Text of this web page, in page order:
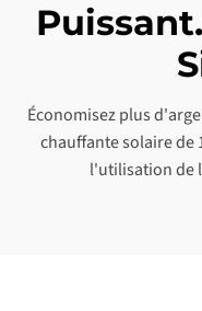
Économisez plus
chauffante solaire de
l'utilisation de